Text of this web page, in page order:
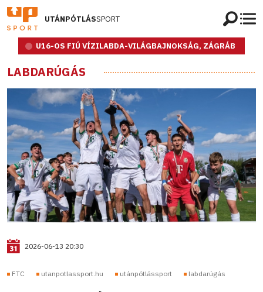
UTÁNPÓTLÁSSPORT
U16-OS FIÚ VÍZILABDA-VILÁGBAJNOKSÁG, ZÁGRÁB
LABDARÚGÁS
2026-06-13 20:30
FTC utanpotlassport.hu utánpótlássport labdarúgás